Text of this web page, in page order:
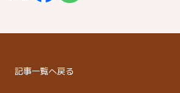
記事一覧へ戻る